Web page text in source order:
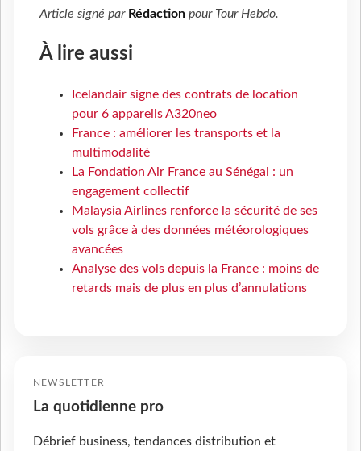
Article signé par Rédaction pour Tour Hebdo.
À lire aussi
Icelandair signe des contrats de location
pour 6 appareils A320neo
France : améliorer les transports et la
multimodalité
La Fondation Air France au Sénégal : un
engagement collectif
Malaysia Airlines renforce la sécurité de ses
vols grâce à des données météorologiques
avancées
Analyse des vols depuis la France : moins de
retards mais de plus en plus d’annulations
NEWSLETTER
La quotidienne pro
Débrief business, tendances distribution et